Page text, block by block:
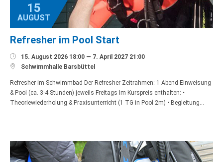
15
AUGUST
Refresher im Pool Start
 15. August 2026 18:00 — 7. April 2027 21:00
 Schwimmhalle Barsbüttel
Refresher im Schwimmbad Der Refresher Zeitrahmen: 1 Abend Einweisung
& Pool (ca. 3-4 Stunden) jeweils Freitags Im Kurspreis enthalten: •
Theoriewiederholung & Praxisunterricht (1 TG in Pool 2m) • Begleitung…